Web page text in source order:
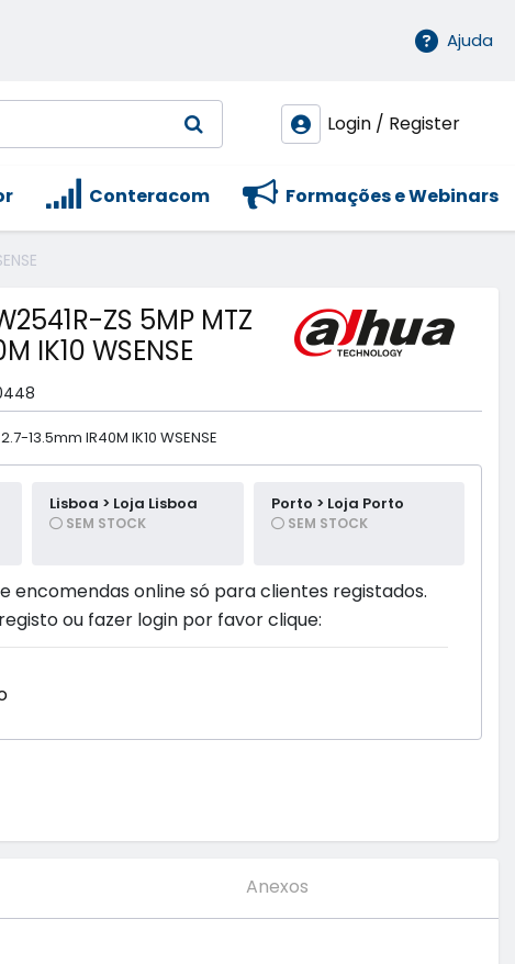
Ajuda
Login / Register
Formações e Webinars
Conteracom
ZS 5MP MTZ
IK10 WSENSE
13.5mm IR40M IK10 WSENSE
Lisboa > Loja Lisboa
SEM STOCK
Porto > Loja Porto
SEM STOCK
encomendas online só para clientes registados.
ou fazer login por favor clique:
Anexos